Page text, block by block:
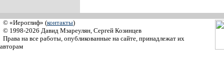
© «Иероглиф» (контакты)
© 1998-2026 Давид Мзареулян, Сергей Козинцев
Права на все работы, опубликованные на сайте, принадлежат их
авторам